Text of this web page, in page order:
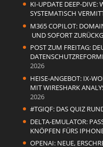
KI-UPDATE DEEP-DIVE:
SYSTEMATISCH
M365 COPILOT:
UND SOFORT
POST ZUM FREITAG:
2026
HEISE-ANGEBOT: IX-
MIT WIRESHARK
2026
#TGIQF: DAS QUIZ
DELTA-EMULATOR:
KNÖPFEN FÜRS
OPENAI: NEUE,